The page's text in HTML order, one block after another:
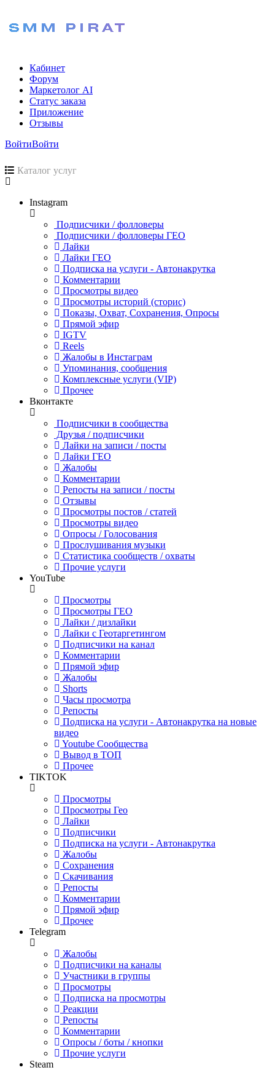
Кабинет
Форум
Маркетолог AI
Статус заказа
Приложение
Отзывы
ВойтиВойти
Каталог услуг
Instagram
Подписчики / фолловеры
Подписчики / фолловеры ГЕО
Лайки
Лайки ГЕО
Подписка на услуги - Автонакрутка
Комментарии
Просмотры видео
Просмотры историй (сторис)
Показы, Охват, Сохранения, Опросы
Прямой эфир
IGTV
Reels
Жалобы в Инстаграм
Упоминания, сообщения
Комплексные услуги (VIP)
Прочее
Вконтакте
Подписчики в сообщества
Друзья / подписчики
Лайки на записи / посты
Лайки ГЕО
Жалобы
Комментарии
Репосты на записи / посты
Отзывы
Просмотры постов / статей
Просмотры видео
Опросы / Голосования
Прослушивания музыки
Статистика сообществ / охваты
Прочие услуги
YouTube
Просмотры
Просмотры ГЕО
Лайки / дизлайки
Лайки с Геотаргетингом
Подписчики на канал
Комментарии
Прямой эфир
Жалобы
Shorts
Часы просмотра
Репосты
Подписка на услуги - Автонакрутка на новые
видео
Youtube Сообщества
Вывод в ТОП
Прочее
TIKTOK
Просмотры
Просмотры Гео
Лайки
Подписчики
Подписка на услуги - Автонакрутка
Жалобы
Сохранения
Скачивания
Репосты
Комментарии
Прямой эфир
Прочее
Telegram
Жалобы
Подписчики на каналы
Участники в группы
Просмотры
Подписка на просмотры
Реакции
Репосты
Комментарии
Опросы / боты / кнопки
Прочие услуги
Steam